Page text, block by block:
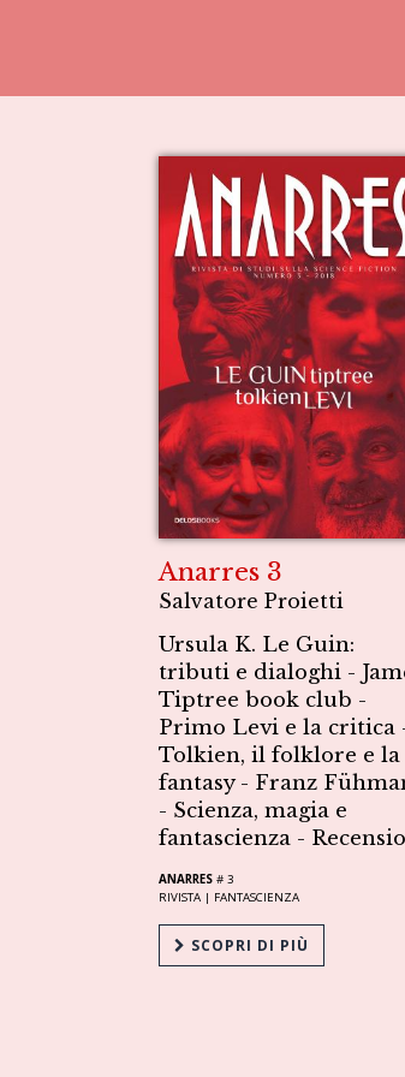
Anarres 3
Salvatore Proietti
Ursula K. Le Guin:
tributi e dialoghi -
Tiptree book club -
Primo Levi e la critica
Tolkien, il folklore e la
fantasy - Franz
- Scienza, magia e
fantascienza -
ANARRES # 3
RIVISTA | FANTASCIENZA
SCOPRI DI PIÙ